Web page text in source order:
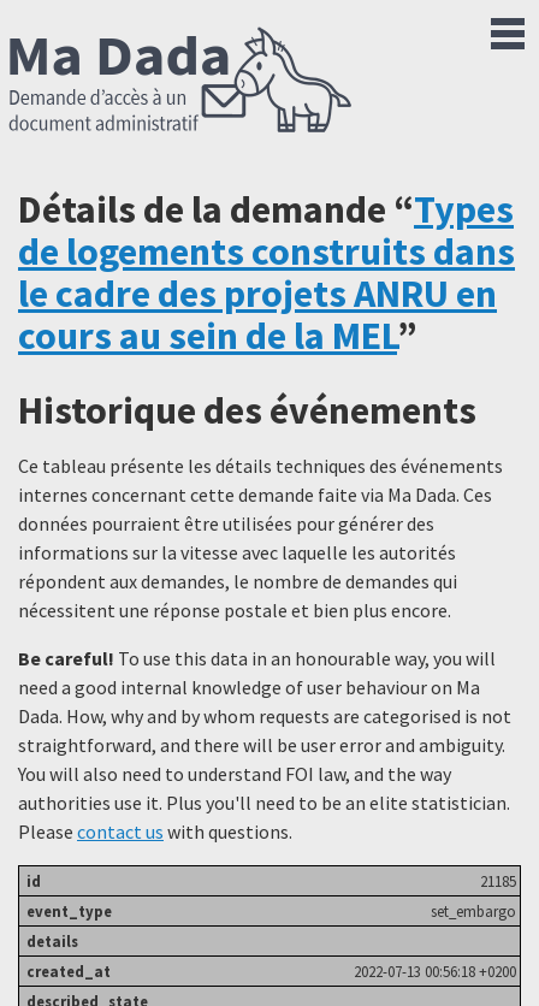
Détails de la demande “Types
de logements construits dans
le cadre des projets ANRU en
cours au sein de la MEL”
Historique des événements
Ce tableau présente les détails techniques des événements
internes concernant cette demande faite via Ma Dada. Ces
données pourraient être utilisées pour générer des
informations sur la vitesse avec laquelle les autorités
répondent aux demandes, le nombre de demandes qui
nécessitent une réponse postale et bien plus encore.
Be careful! To use this data in an honourable way, you will
need a good internal knowledge of user behaviour on Ma
Dada. How, why and by whom requests are categorised is not
straightforward, and there will be user error and ambiguity.
You will also need to understand FOI law, and the way
authorities use it. Plus you'll need to be an elite statistician.
Please contact us with questions.
21185
set_embargo
2022-07-13 00:56:18 +0200